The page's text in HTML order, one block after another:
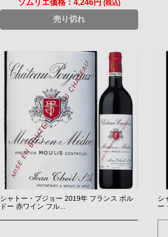
ソムリエ価格：4,246円 (税込)
売り切れ
シャトー・プジョー 2019年 フランス ボル
ドー 赤ワイン フル...
シ
ー